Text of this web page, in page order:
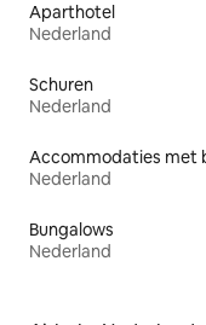
Aparthotel
Nederland
Schuren
Nederland
Nederland
Bungalows
Nederland